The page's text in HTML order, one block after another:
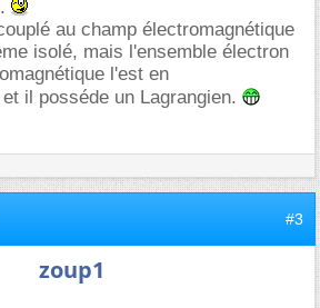
au champ électromagnétique
isolé, mais l'ensemble électron
l'est en
il posséde un Lagrangien.
#3
zoup1